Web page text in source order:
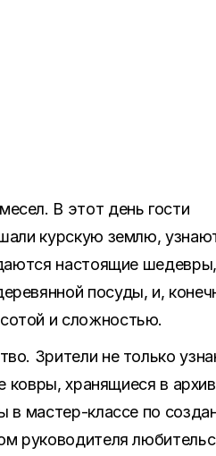
В этот день гости
курскую землю,
настоящие
посуды, и,
и сложностью.
Зрители не только
ковры, хранящиеся в
в мастер-классе по
руководителя